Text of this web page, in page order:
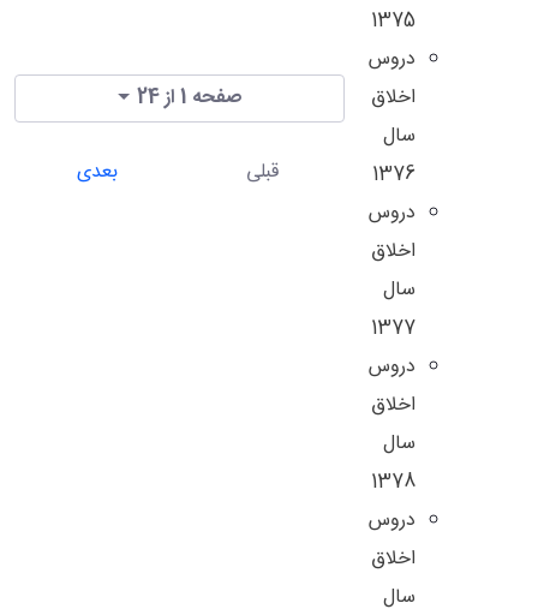
1375
دروس
اخلاق
سال
1376
دروس
اخلاق
سال
1377
دروس
اخلاق
سال
1378
دروس
اخلاق
سال
صفحه 1 از 24
قبلی بعدی